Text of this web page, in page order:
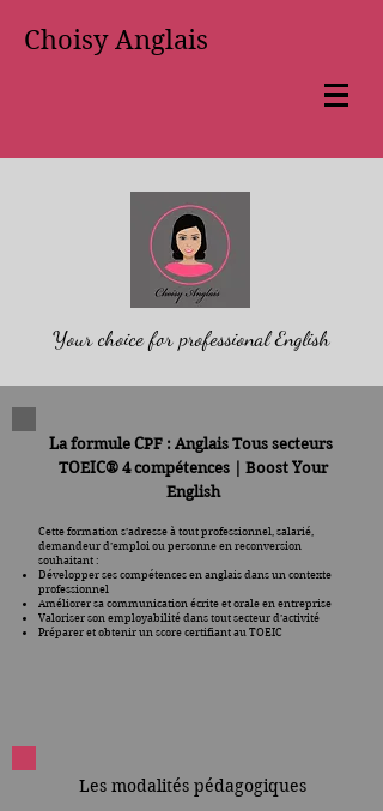
Choisy Anglais
Your choice for professional English
La formule CPF : Anglais Tous secteurs
TOEIC® 4 compétences | Boost Your
English
Cette formation s’adresse à tout professionnel, salarié,
demandeur d’emploi ou personne en reconversion
souhaitant :
Développer ses compétences en anglais dans un contexte
professionnel
Améliorer sa communication écrite et orale en entreprise
Valoriser son employabilité dans tout secteur d’activité
Préparer et obtenir un score certifiant au TOEIC
Les modalités pédagogiques